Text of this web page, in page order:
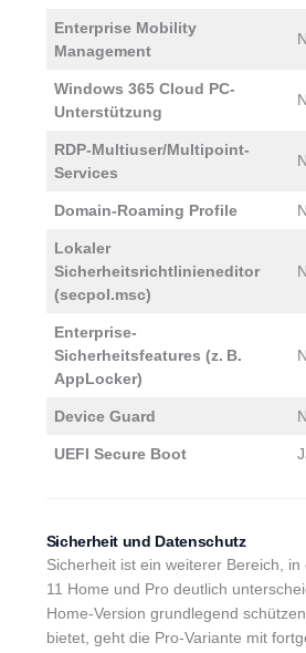
Enterprise Mobility
Management
Windows 365 Cloud PC-
Unterstützung
RDP-Multiuser/Multipoint-
Services
Domain-Roaming Profile
Lokaler
Sicherheitsrichtlinieneditor
(secpol.msc)
Enterprise-
Sicherheitsfeatures (z. B.
AppLocker)
Device Guard
UEFI Secure Boot
Sicherheit und Datenschutz
Sicherheit ist ein weiterer Bereich, in
11 Home und Pro deutlich
Home-Version grundlegend
bietet, geht die Pro-Variante mit